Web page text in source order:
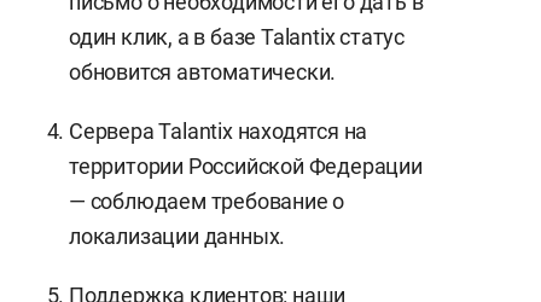
один клик, а в базе Talantix статус
обновится автоматически.
Сервера Talantix находятся на
территории Российской Федерации
— соблюдаем требование о
локализации данных.
Поддержка клиентов: наши